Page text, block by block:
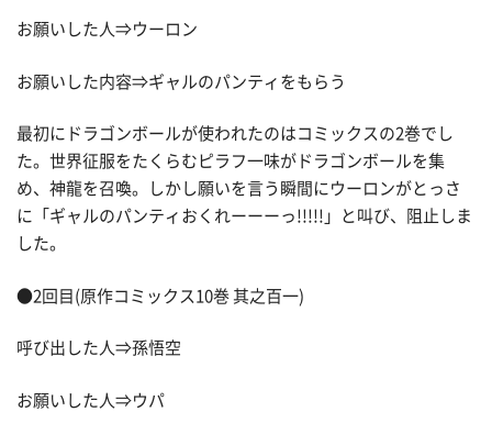
お願いした人⇒ウーロン
お願いした内容⇒ギャルのパンティをもらう
最初にドラゴンボールが使われたのはコミックスの2巻でし
た。世界征服をたくらむピラフ一味がドラゴンボールを集
め、神龍を召喚。しかし願いを言う瞬間にウーロンがとっさ
に「ギャルのパンティおくれーーーっ!!!!!」と叫び、阻止しま
した。
●2回目(原作コミックス10巻 其之百一)
呼び出した人⇒孫悟空
お願いした人⇒ウパ